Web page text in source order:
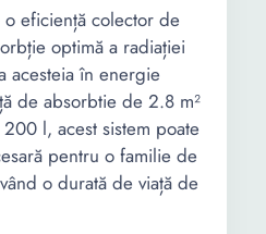
FE 1/2" FE
97
- INOX
Interior - INOX
eficiență colector de
optimă a radiației
acesteia în energie
de absorbtie de 2.8 m²
l, acest sistem poate
pentru o familie de
o durată de viață de